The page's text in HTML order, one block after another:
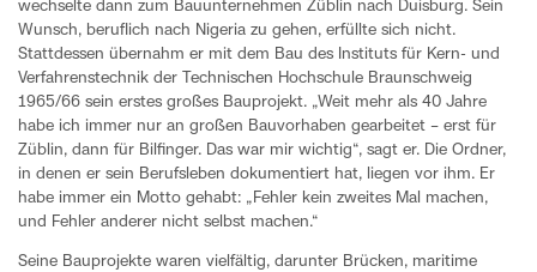
wechselte dann zum Bauunternehmen Züblin nach Duisburg. Sein
Wunsch, beruflich nach Nigeria zu gehen, erfüllte sich nicht.
Stattdessen übernahm er mit dem Bau des Instituts für Kern- und
Verfahrenstechnik der Technischen Hochschule Braunschweig
1965/66 sein erstes großes Bauprojekt. „Weit mehr als 40 Jahre
habe ich immer nur an großen Bauvorhaben gearbeitet – erst für
Züblin, dann für Bilfinger. Das war mir wichtig“, sagt er. Die Ordner,
in denen er sein Berufsleben dokumentiert hat, liegen vor ihm. Er
habe immer ein Motto gehabt: „Fehler kein zweites Mal machen,
und Fehler anderer nicht selbst machen.“
Seine Bauprojekte waren vielfältig, darunter Brücken, maritime